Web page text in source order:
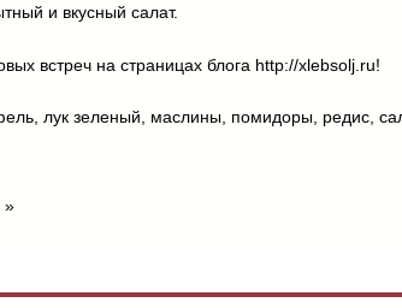
и вкусный салат.
встреч на страницах блога http://xlebsolj.ru!
лук зеленый маслины помидоры редис ,
»